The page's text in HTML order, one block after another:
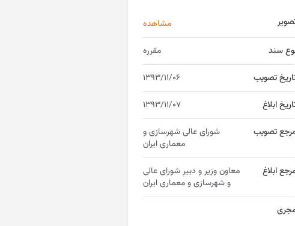
مشاهده
سند مقرره
تصویب ۱۳۹۳/۱۱/۰۶
ابلاغ ۱۳۹۳/۱۱/۰۷
تصویب
شورای عالی شهرسازی و
معماری ایران
ابلاغ
معاون وزیر و دبیر شورای عالی
و شهرسازی و معماری ایران